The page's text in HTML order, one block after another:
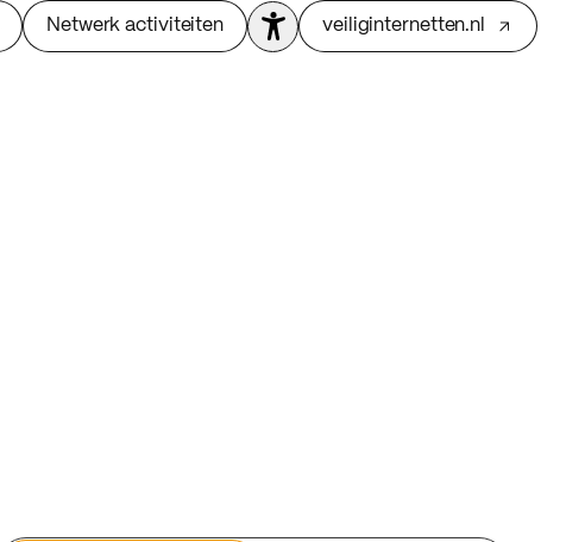
Netwerk activiteiten veiliginternetten.nl